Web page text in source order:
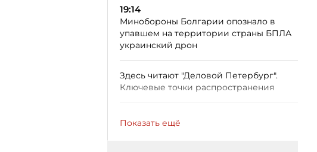
19:14
Минобороны Болгарии опознало в
упавшем на территории страны БПЛА
украинский дрон
Здесь читают "Деловой Петербург".
Ключевые точки распространения
Показать ещё